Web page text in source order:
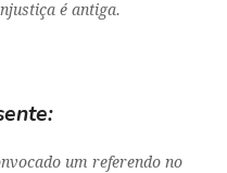
é antiga.
um referendo no